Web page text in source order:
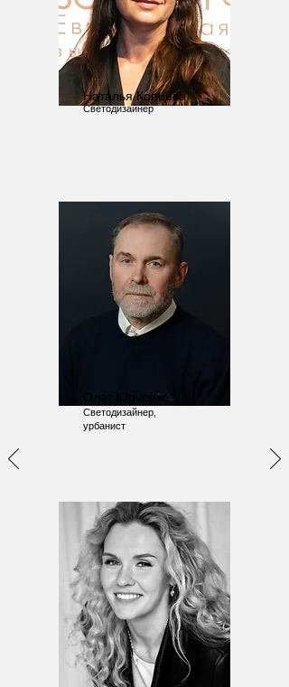
Наталья Копцева
Светодизайнер
Олег Юрченко
Светодизайнер,
урбанист